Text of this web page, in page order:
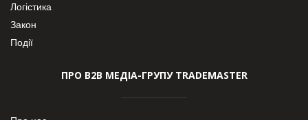
Логістика
Закон
Події
ПРО В2В МЕДІА-ГРУПУ TRADEMASTER